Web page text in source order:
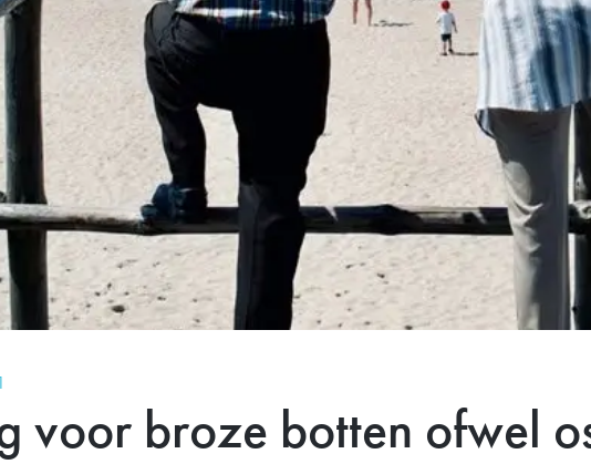
Shockwave therapie
voor
Fysio op afstand
Workshops voor zwangeren
voor broze botten ofwel